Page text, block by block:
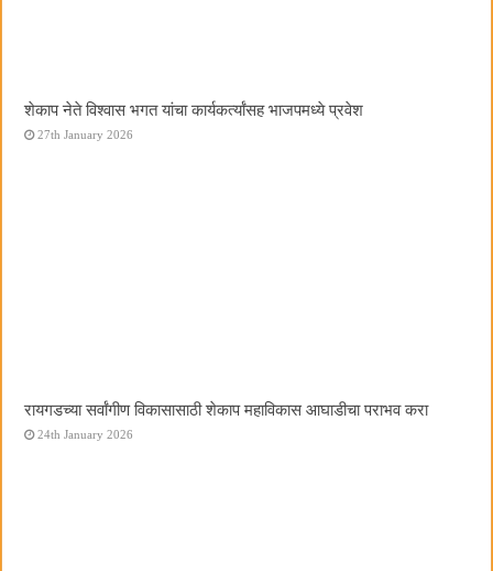
शेकाप नेते विश्वास भगत यांचा कार्यकर्त्यांसह भाजपमध्ये प्रवेश
27th January 2026
रायगडच्या सर्वांगीण विकासासाठी शेकाप महाविकास आघाडीचा पराभव करा
24th January 2026